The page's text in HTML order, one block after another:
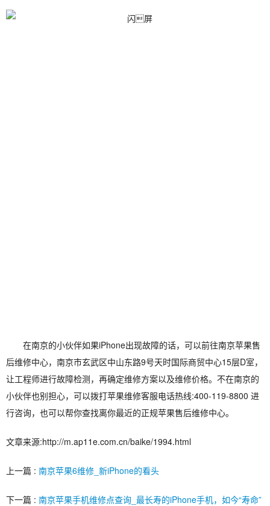
在南京的小伙伴如果iPhone出现故障的话，可以前往南京苹果售
后维修中心，南京市玄武区中山东路9号天时国际商贸中心15层D室，
让工程师进行故障检测，再确定维修方案以及维修价格。不在南京的
小伙伴也别担心，可以拨打苹果维修客服电话热线:400-119-8800 进
行咨询，也可以帮你查找离你最近的正规苹果售后维修中心。
文章来源:http://m.ap11e.com.cn/baike/1994.html
上一篇 : 南京苹果6维修_新iPhone的看头
下一篇 : 南京苹果手机维修点查询_最长寿的iPhone手机，如今“寿命”